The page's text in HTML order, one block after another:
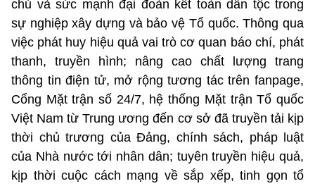
chủ và sức mạnh đại đoàn kết toàn dân tộc trong
sự nghiệp xây dựng và bảo vệ Tổ quốc. Thông qua
việc phát huy hiệu quả vai trò cơ quan báo chí, phát
thanh, truyền hình; nâng cao chất lượng trang
thông tin điện tử, mở rộng tương tác trên fanpage,
Cổng Mặt trận số 24/7, hệ thống Mặt trận Tổ quốc
Việt Nam từ Trung ương đến cơ sở đã truyền tải kịp
thời chủ trương của Đảng, chính sách, pháp luật
của Nhà nước tới nhân dân; tuyên truyền hiệu quả,
kịp thời cuộc cách mạng về sắp xếp, tinh gọn tổ